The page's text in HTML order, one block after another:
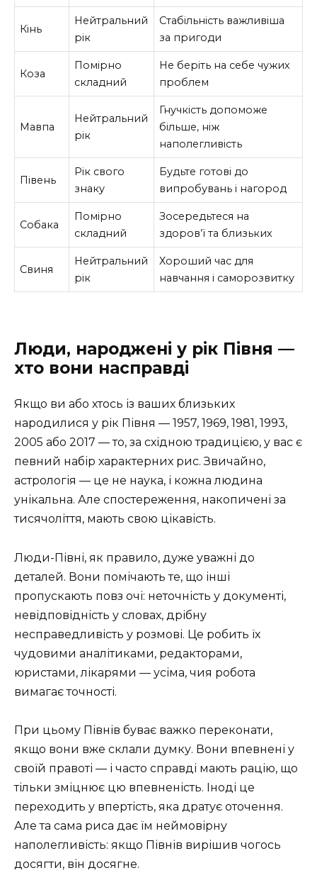
Кінь
Нейтральний
рік
Стабільність важливіша
за пригоди
Коза
Помірно
складний
Не беріть на себе чужих
проблем
Мавпа
Нейтральний
рік
Гнучкість допоможе
більше, ніж
наполегливість
Півень
Рік свого
знаку
Будьте готові до
випробувань і нагород
Собака
Помірно
складний
Зосередьтеся на
здоров’ї та близьких
Свиня
Нейтральний
рік
Хороший час для
навчання і саморозвитку
Люди, народжені у рік Півня —
хто вони насправді
Якщо ви або хтось із ваших близьких
народилися у рік Півня — 1957, 1969, 1981, 1993,
2005 або 2017 — то, за східною традицією, у вас є
певний набір характерних рис. Звичайно,
астрологія — це не наука, і кожна людина
унікальна. Але спостереження, накопичені за
тисячоліття, мають свою цікавість.
Люди-Півні, як правило, дуже уважні до
деталей. Вони помічають те, що інші
пропускають повз очі: неточність у документі,
невідповідність у словах, дрібну
несправедливість у розмові. Це робить їх
чудовими аналітиками, редакторами,
юристами, лікарями — усіма, чия робота
вимагає точності.
При цьому Півнів буває важко переконати,
якщо вони вже склали думку. Вони впевнені у
своїй правоті — і часто справді мають рацію, що
тільки зміцнює цю впевненість. Іноді це
переходить у впертість, яка дратує оточення.
Але та сама риса дає їм неймовірну
наполегливість: якщо Півнів вирішив чогось
досягти, він досягне.